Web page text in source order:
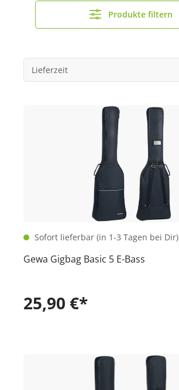
Produkte filtern
Sofort lieferbar (in 1-3 Tagen bei Dir)
Gewa Gigbag Basic 5 E-Bass
25,90 €*